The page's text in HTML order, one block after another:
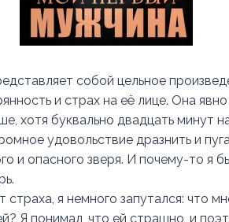
собой цельное
и страх на её лице. Она
хотя буквально двадцать минут
удовольствие дразнить и
и опасного зверя. И почему-то я
страха, я немного запутался: что
Я понимал, что ей страшно, и